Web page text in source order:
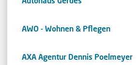
AWO - Wohnen & Pflegen
AXA Agentur Dennis Poelmeyer